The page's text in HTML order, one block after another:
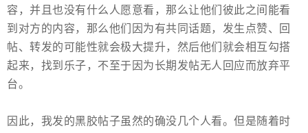
容，并且也没有什么人愿意看，那么让他们彼此之间能看
到对方的内容，那么他们因为有共同话题，发生点赞、回
帖、转发的可能性就会极大提升，然后他们就会相互勾搭
起来，找到乐子，不至于因为长期发帖无人回应而放弃平
台。
因此，我发的黑胶帖子虽然的确没几个人看。但是随着时